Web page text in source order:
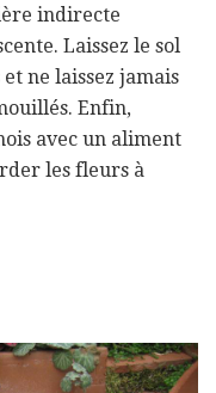
indirecte
Laissez le sol
ne laissez jamais
Enfin,
avec un aliment
les fleurs à